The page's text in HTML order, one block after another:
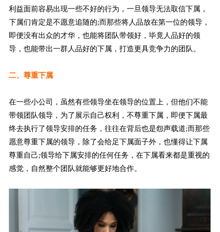
利益面前容易出现一些不好的行为，一旦领导无法取信下属，
下属们肯定是不愿意追随的;而那些将人品放在第一位的领导，
即便没有出众的才华，也能将团队带领好，毕竟人品好的领
导，也能带出一群人品好的下属，打造更具竞争力的团队。
二、尊重下属
在一些小公司，虽然有些领导坐在领导的位置上，但他们不能
带领团队领导，为了展示自己权利，不尊重下属，即便下属最
终去执行了领导安排的任务，往往在背后也是怨声载道;而那些
愿意尊重下属的领导，除了会给足下属面子外，也懂得让下属
尊重自己;领导给下属安排的任何任务，在下属看来都是重视的
感觉，自然整个团队就能够更好地合作。